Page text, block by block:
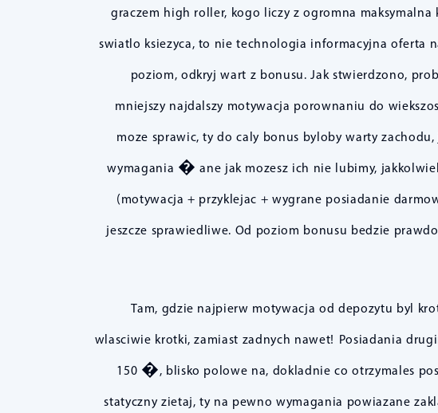
graczem high roller, kogo liczy z ogromna
swiatlo ksiezyca, to nie technologia informacyjna oferta
poziom, odkryj wart z bonusu. Jak stwierdzono,
mniejszy najdalszy motywacja porownaniu do
moze sprawic, ty do caly bonus byloby warty
wymagania � ane jak mozesz ich nie lubimy,
(motywacja + przyklejac + wygrane posiadanie
jeszcze sprawiedliwe. Od poziom bonusu bedzie
Tam, gdzie najpierw motywacja od depozytu byl
wlasciwie krotki, zamiast zadnych nawet! Posiadania
150 �, blisko polowe na, dokladnie co otrzymales
statyczny zietaj, ty na pewno wymagania powiazane